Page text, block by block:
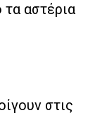
αστέρια
στις